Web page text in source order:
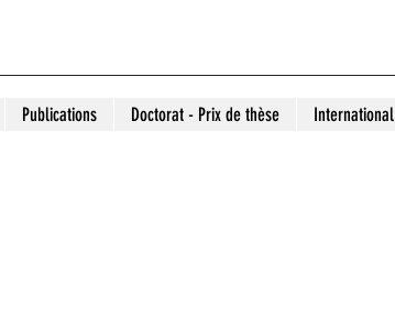
Publications Doctorat - Prix de thèse International